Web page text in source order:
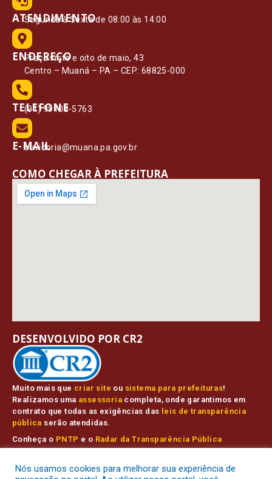
ATENDIMENTO
Segunda à Sexta de 08:00 às 14:00
ENDEREÇO
Praça vinte e oito de maio, 43
Centro – Muaná – PA – CEP: 68825-000
TELEFONE
(91) 99108-5763
E-MAIL
ouvidoria@muana.pa.gov.br
COMO CHEGAR À PREFEITURA
Muito mais que criar site ou sistema para prefeituras!
Realizamos uma assessoria completa, onde garantimos em
contrato que todas as exigências das leis de transparência
pública serão atendidas.
Conheça o PNTP e o Radar da Transparência Pública
DESENVOLVIDO POR CR2
Nós usamos cookies para melhorar sua experiência de